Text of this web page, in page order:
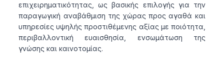
επιχειρηματικότητας, ως βασικής επιλογής για την
παραγωγική αναβάθμιση της χώρας προς αγαθά και
υπηρεσίες υψηλής προστιθέμενης αξίας με ποιότητα,
περιβαλλοντική ευαισθησία, ενσωμάτωση της
γνώσης και καινοτομίας.